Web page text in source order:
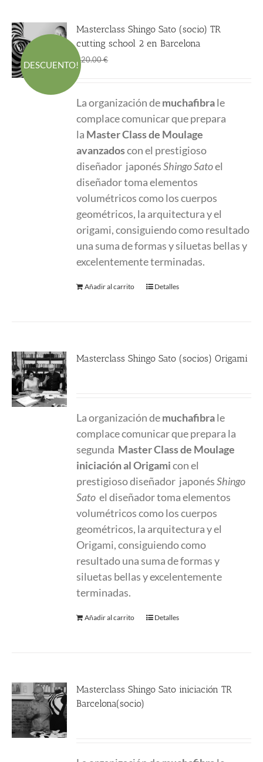
DESCUENTO!
Masterclass Shingo Sato (socio) TR
cutting school 2 en Barcelona
320.00€
era:
320.00 €.
es:
270.00 €.
La organización demuchafibrale
complace comunicar que prepara
la Master Classde Moulage
avanzadoscon el prestigioso
diseñador japonésShingo Satoel
diseñador toma elementos
volumétricos como los cuerpos
geométricos, la arquitectura y el
origami, consiguiendo como resultado
una suma de formas y siluetas bellas y
excelentemente terminadas.
Añadir al carrito Detalles
Masterclass Shingo Sato (socios) Origami
La organización demuchafibrale
complace comunicar que prepara la
segunda Master Classde Moulage
iniciación al Origamicon el
prestigioso diseñador japonésShingo
Sato el diseñador toma elementos
volumétricos como los cuerpos
geométricos, la arquitectura y el
Origami, consiguiendo como
resultado una suma de formas y
siluetas bellas y excelentemente
terminadas.
Añadir al carrito Detalles
Masterclass Shingo Sato iniciación TR
Barcelona(socio)